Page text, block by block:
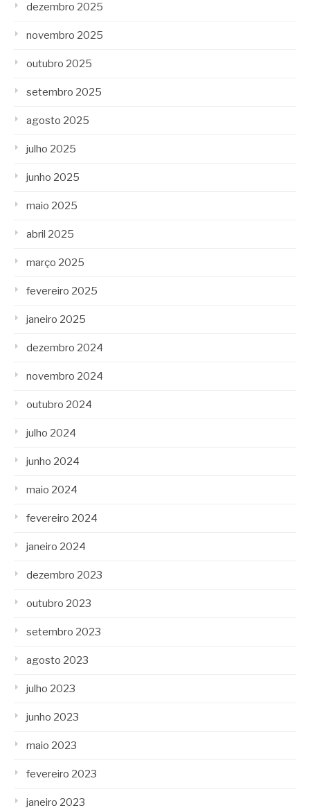
dezembro 2025
novembro 2025
outubro 2025
setembro 2025
agosto 2025
julho 2025
junho 2025
maio 2025
abril 2025
março 2025
fevereiro 2025
janeiro 2025
dezembro 2024
novembro 2024
outubro 2024
julho 2024
junho 2024
maio 2024
fevereiro 2024
janeiro 2024
dezembro 2023
outubro 2023
setembro 2023
agosto 2023
julho 2023
junho 2023
maio 2023
fevereiro 2023
janeiro 2023